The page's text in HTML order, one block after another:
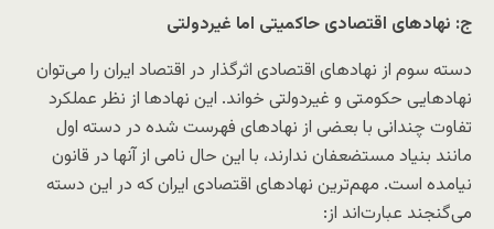
ج:‌ نهادهای اقتصادی حاکمیتی اما غیردولتی
دسته سوم از نهادهای اقتصادی اثرگذار در اقتصاد ایران را می‌توان
نهادهایی حکومتی و غیردولتی خواند. این نهادها از نظر عملکرد
تفاوت چندانی با بعضی از نهادهای فهرست شده در دسته اول
مانند بنیاد مستضعفان ندارند، با این حال نامی‌ از آنها در قانون
نیامده است. مهم‌ترین نهادهای اقتصادی ایران که در این دسته
می‌گنجند عبارت‌اند از: